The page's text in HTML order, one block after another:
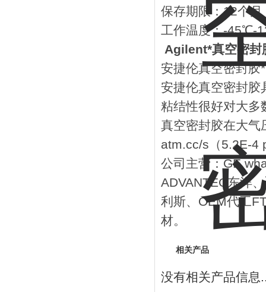
保存期限：12个月
工作温度：-45℃-
Agilent*真空密封
安捷伦真空密封胶
安捷伦真空密封胶
粘结性很好对大多
真空密封胶在大
atm.cc/s（5.2E-4
公司主营：GE
ADVANTEC 东洋
利斯、 OEM代工
材。
相关产品
没有相关产品信息